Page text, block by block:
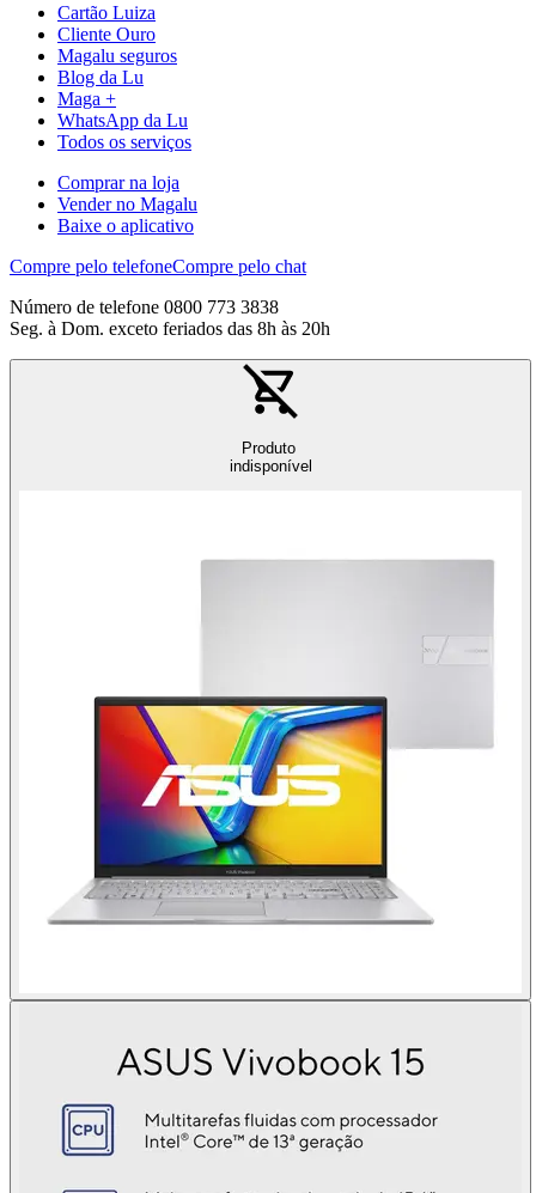
Cartão Luiza
Cliente Ouro
Magalu seguros
Blog da Lu
Maga +
WhatsApp da Lu
Todos os serviços
Comprar na loja
Vender no Magalu
Baixe o aplicativo
Compre pelo telefoneCompre pelo chat
Número de telefone 0800 773 3838
Seg. à Dom. exceto feriados das 8h às 20h
Produto
indisponível